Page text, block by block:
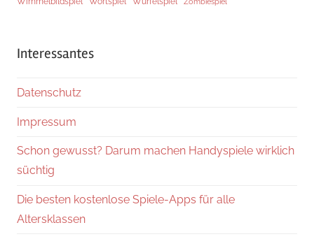
Interessantes
Datenschutz
Impressum
Schon gewusst? Darum machen Handyspiele wirklich
süchtig
Die besten kostenlose Spiele-Apps für alle
Altersklassen